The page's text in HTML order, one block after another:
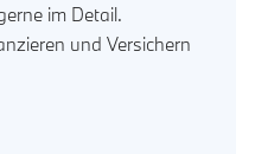
im Detail.
und Versichern